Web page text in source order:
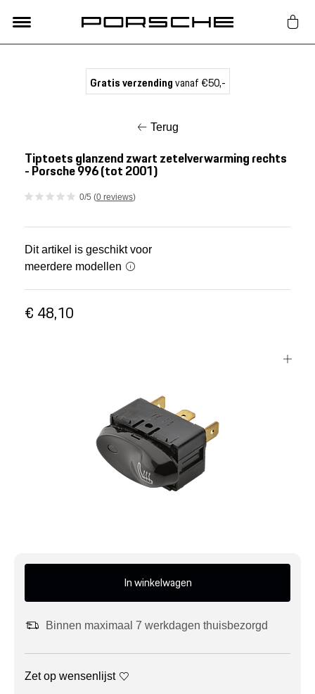
Nieuw
Mijn account
Porsche informatie
Gratis verzendingvanaf €50,-
Terug
Tiptoets glanzend zwart zetelverwarming rechts
- Porsche 996 (tot 2001)
0/5 (0 reviews)
Dit artikel is geschikt voor
meerdere modellen
€ 48,10
In winkelwagen
Binnen maximaal 7 werkdagen thuisbezorgd
Zet op wensenlijst